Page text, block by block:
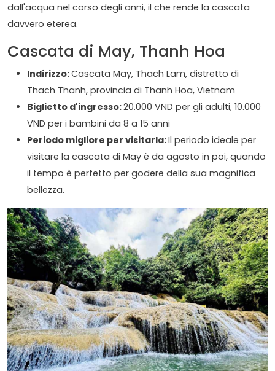
dall'acqua nel corso degli anni, il che rende la cascata
davvero eterea.
Cascata di May, Thanh Hoa
Indirizzo:Cascata May, Thach Lam, distretto di
Thach Thanh, provincia di Thanh Hoa, Vietnam
Biglietto d'ingresso:20.000 VND per gli adulti, 10.000
VND per i bambini da 8 a 15 anni
Periodo migliore per visitarla:Il periodo ideale per
visitare la cascata di May è da agosto in poi, quando
il tempo è perfetto per godere della sua magnifica
bellezza.